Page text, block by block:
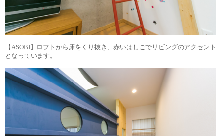
【ASOBI】ロフトから床をくり抜き、赤いはしごでリビングのアクセント
となっています。